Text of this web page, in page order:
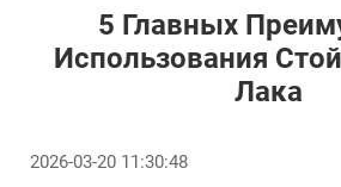
5 Главных
Использования
Лака
2026-03-20 11:30:48